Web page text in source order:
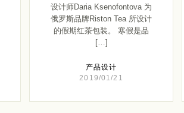
设计师Daria Ksenofontova 为
俄罗斯品牌Riston Tea 所设计
的假期红茶包装。 寒假是品
[…]
产品设计
2019/01/21